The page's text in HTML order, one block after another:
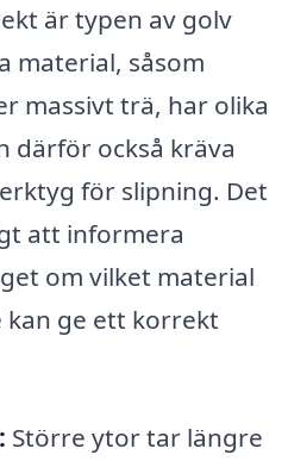
är typen av golv
material, såsom
massivt trä, har olika
därför också kräva
för slipning. Det
att informera
om vilket material
kan ge ett korrekt
Större ytor tar längre